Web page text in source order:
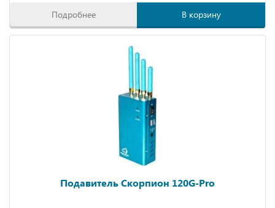
Подробнее В корзину
Подавитель Скорпион 120G-Pro